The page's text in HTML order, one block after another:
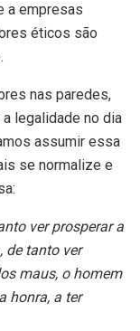
a empresas
éticos são
nas paredes,
legalidade no dia
assumir essa
se normalize e
ver prosperar a
de tanto ver
maus, o homem
honra, a ter